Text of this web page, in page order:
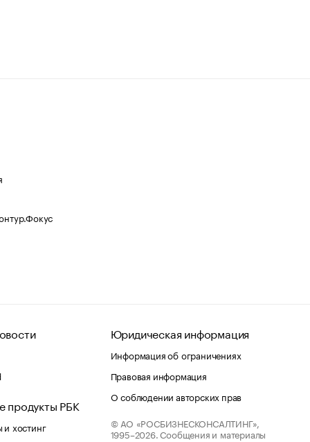
продукты РБК
хостинг
Юридическая информация
Информация об ограничениях
Правовая информация
О соблюдении авторских прав
© АО «РОСБИЗНЕСКОНСАЛТИНГ»,
1995–2026. Сообщения и материалы